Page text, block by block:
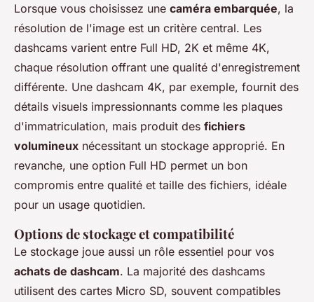
Lorsque vous choisissez une caméra embarquée, la
résolution de l'image est un critère central. Les
dashcams varient entre Full HD, 2K et même 4K,
chaque résolution offrant une qualité d'enregistrement
différente. Une dashcam 4K, par exemple, fournit des
détails visuels impressionnants comme les plaques
d'immatriculation, mais produit des fichiers
volumineux nécessitant un stockage approprié. En
revanche, une option Full HD permet un bon
compromis entre qualité et taille des fichiers, idéale
pour un usage quotidien.
Options de stockage et compatibilité
Le stockage joue aussi un rôle essentiel pour vos
achats de dashcam. La majorité des dashcams
utilisent des cartes Micro SD, souvent compatibles